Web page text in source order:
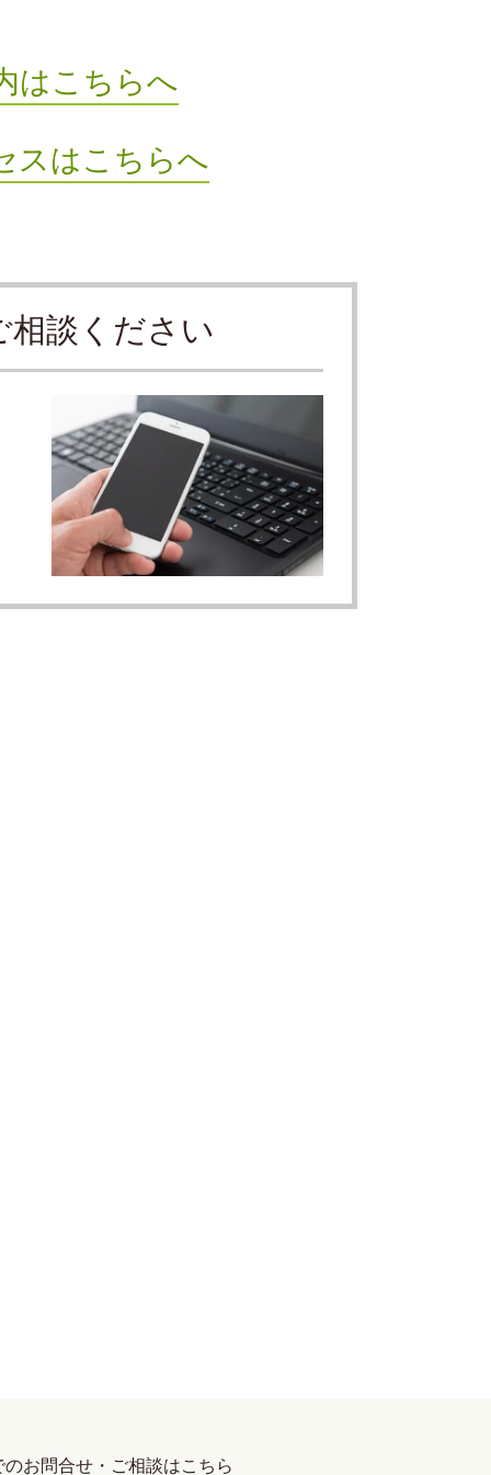
はこちらへ
スはこちらへ
相談ください
のお問合せ・ご相談はこちら